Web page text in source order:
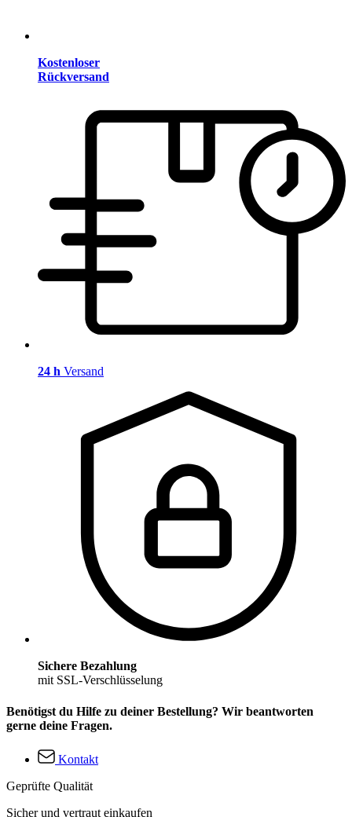
Kostenloser
Rückversand
24 h Versand
Sichere Bezahlung
mit SSL-Verschlüsselung
Benötigst du Hilfe zu deiner Bestellung? Wir beantworten
gerne deine Fragen.
Kontakt
Geprüfte Qualität
Sicher und vertraut einkaufen